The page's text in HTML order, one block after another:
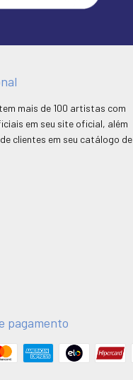
mais de 100 artistas com
em seu site oficial, além
clientes em seu catálogo de
pagamento